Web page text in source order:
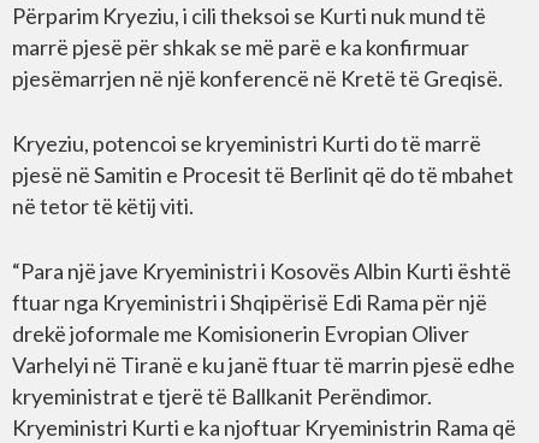
Përparim Kryeziu, i cili theksoi se Kurti nuk mund të
marrë pjesë për shkak se më parë e ka konfirmuar
pjesëmarrjen në një konferencë në Kretë të Greqisë.
Kryeziu, potencoi se kryeministri Kurti do të marrë
pjesë në Samitin e Procesit të Berlinit që do të mbahet
në tetor të këtij viti.
“Para një jave Kryeministri i Kosovës Albin Kurti është
ftuar nga Kryeministri i Shqipërisë Edi Rama për një
drekë joformale me Komisionerin Evropian Oliver
Varhelyi në Tiranë e ku janë ftuar të marrin pjesë edhe
kryeministrat e tjerë të Ballkanit Perëndimor.
Kryeministri Kurti e ka njoftuar Kryeministrin Rama që